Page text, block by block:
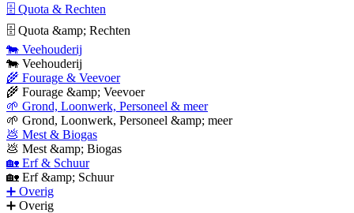
🗄 Quota & Rechten
🗄 Quota &amp; Rechten
🐄 Veehouderij
🐄 Veehouderij
🌾 Fourage & Veevoer
🌾 Fourage &amp; Veevoer
🌱 Grond, Loonwerk, Personeel & meer
🌱 Grond, Loonwerk, Personeel &amp; meer
💩 Mest & Biogas
💩 Mest &amp; Biogas
🏡 Erf & Schuur
🏡 Erf &amp; Schuur
➕ Overig
➕ Overig